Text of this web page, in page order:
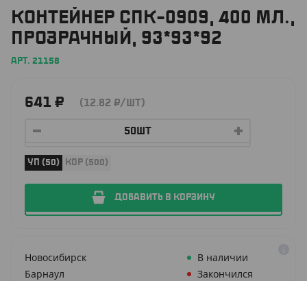
КОНТЕЙНЕР СПК-0909, 400 МЛ.,
ПРОЗРАЧНЫЙ, 93*93*92
АРТ. 21158
641 ₽ (12.82 ₽/ШТ)
УП (50) КОР (500)
ДОБАВИТЬ В КОРЗИНУ
Новосибирск
В наличии
Барнаул
Закончился